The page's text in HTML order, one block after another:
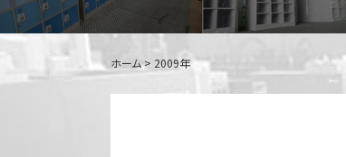
ホーム> 2009年